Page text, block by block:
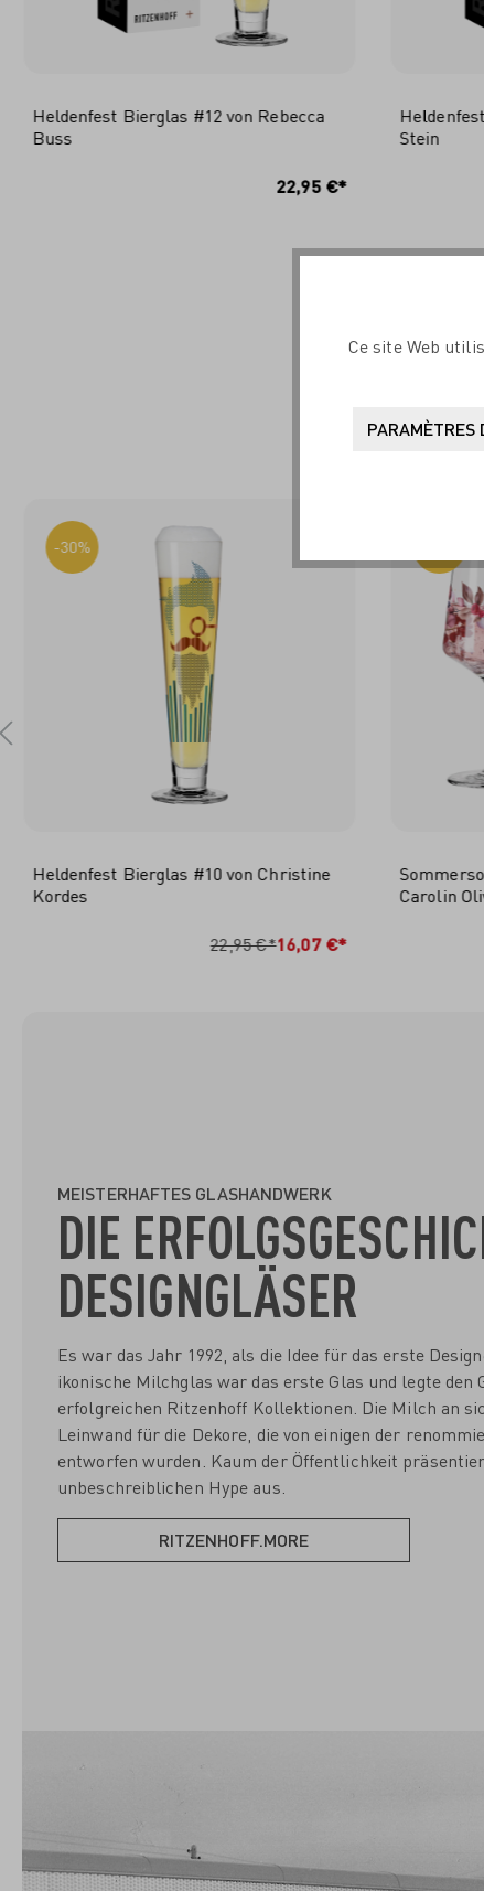
Heldenfest Bierglas #12 von Rebecca
Buss
22,95 €*
Stein
-30%
Heldenfest Bierglas #10 von Christine
Kordes
22,95 €*16,07 €*
Carolin
MEISTERHAFTES GLASHANDWERK
DIE
DESIGNGLÄSER
Es war das Jahr 1992, als die Idee für das erste
ikonische Milchglas war das erste Glas und legte den
erfolgreichen Ritzenhoff Kollektionen. Die Milch an
Leinwand für die Dekore, die von einigen der
entworfen wurden. Kaum der Öffentlichkeit
unbeschreiblichen Hype aus.
RITZENHOFF.MORE
Ce site Web
PARAMÈTRES